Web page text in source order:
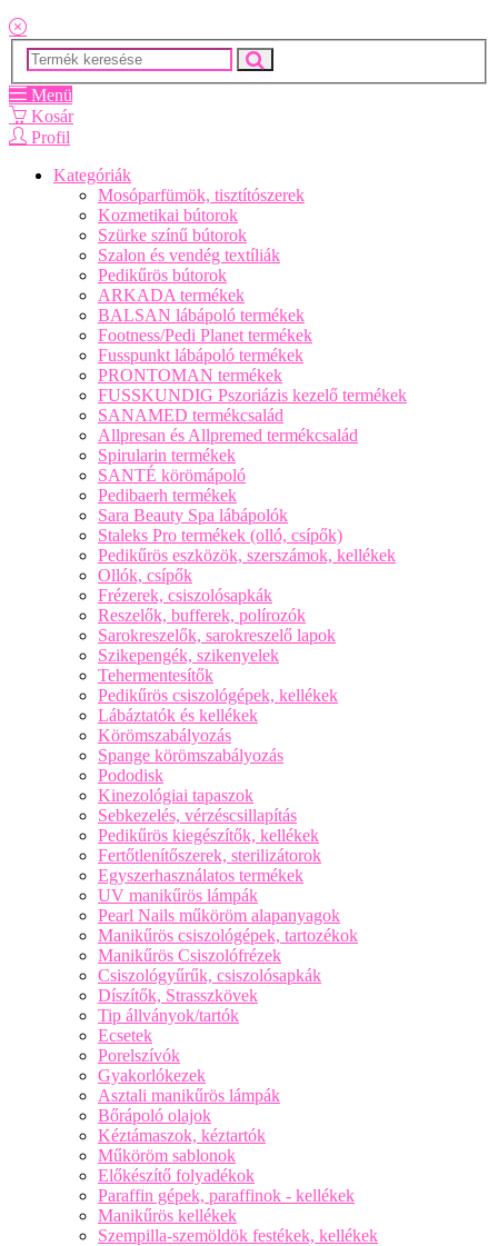
Menü
Kosár
Profil
Kategóriák
Mosóparfümök, tisztítószerek
Kozmetikai bútorok
Szürke színű bútorok
Szalon és vendég textíliák
Pedikűrös bútorok
ARKADA termékek
BALSAN lábápoló termékek
Footness/Pedi Planet termékek
Fusspunkt lábápoló termékek
PRONTOMAN termékek
FUSSKUNDIG Pszoriázis kezelő termékek
SANAMED termékcsalád
Allpresan és Allpremed termékcsalád
Spirularin termékek
SANTÉ körömápoló
Pedibaerh termékek
Sara Beauty Spa lábápolók
Staleks Pro termékek (olló, csípők)
Pedikűrös eszközök, szerszámok, kellékek
Ollók, csípők
Frézerek, csiszolósapkák
Reszelők, bufferek, polírozók
Sarokreszelők, sarokreszelő lapok
Szikepengék, szikenyelek
Tehermentesítők
Pedikűrös csiszológépek, kellékek
Lábáztatók és kellékek
Körömszabályozás
Spange körömszabályozás
Pododisk
Kinezológiai tapaszok
Sebkezelés, vérzéscsillapítás
Pedikűrös kiegészítők, kellékek
Fertőtlenítőszerek, sterilizátorok
Egyszerhasználatos termékek
UV manikűrös lámpák
Pearl Nails műköröm alapanyagok
Manikűrös csiszológépek, tartozékok
Manikűrös Csiszolófrézek
Csiszológyűrűk, csiszolósapkák
Díszítők, Strasszkövek
Tip állványok/tartók
Ecsetek
Porelszívók
Gyakorlókezek
Asztali manikűrös lámpák
Bőrápoló olajok
Kéztámaszok, kéztartók
Műköröm sablonok
Előkészítő folyadékok
Paraffin gépek, paraffinok - kellékek
Manikűrös kellékek
Szempilla-szemöldök festékek, kellékek